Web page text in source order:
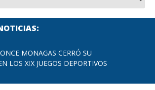
MONAGAS CERRÓ SU
LOS XIX JUEGOS DEPORTIVOS